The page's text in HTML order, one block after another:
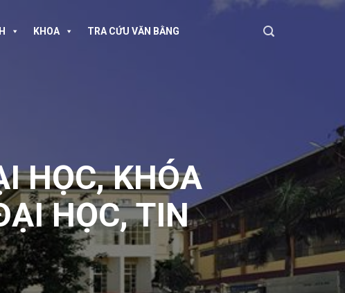
KHOA TRA CỨU VĂN BẰNG
HỌC,KHÓA
HỌC,TIN